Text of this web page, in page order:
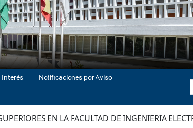
Interés Notificaciones por Aviso
EN LA FACULTAD DE INGENIERIA